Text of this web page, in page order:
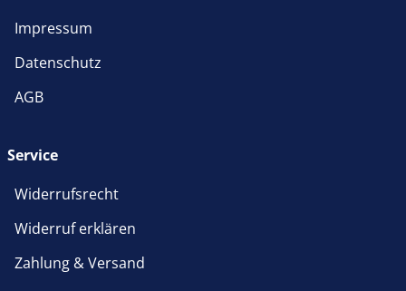
Impressum
Datenschutz
AGB
Service
Widerrufsrecht
Widerruf erklären
Zahlung & Versand